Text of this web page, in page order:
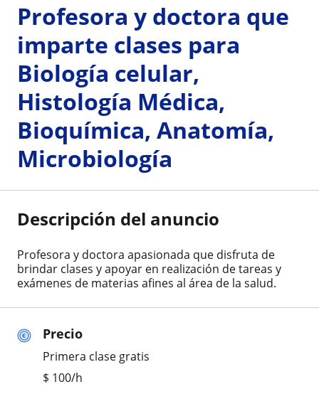
Precio
Primera clase gratis
$ 100/h
Profesora y doctora que
imparte clases para
Biología celular,
Histología Médica,
Bioquímica, Anatomía,
Microbiología
Descripción del anuncio
Profesora y doctora apasionada que disfruta de
brindar clases y apoyar en realización de tareas y
exámenes de materias afines al área de la salud.